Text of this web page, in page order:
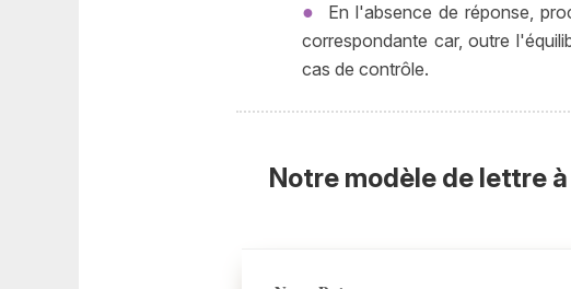
En l'absence de réponse,
correspondante car, outre
cas de contrôle.
Notre modèle de lettre